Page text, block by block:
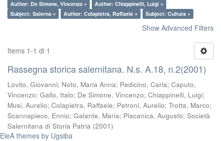
Author: De Simone, Vincenzo ×
Author: Chiappinelli, Luigi ×
Subject: Salerno ×
Author: Colapietra, Raffaele × Subject: Cultura ×
Show Advanced Filters
Items 1-1 di 1
Rassegna storica salernitana. N.s. A.18, n.2(2001)
Lovito, Giovanni; Noto, Maria Anna; Pedicino, Carla; Caputo,
Vincenzo; Gallo, Italo; De Simone, Vincenzo; Chiappinelli, Luigi;
Musi, Aurelio; Colapietra, Raffaele; Petroni, Aurelio; Trotta, Marco;
Scannapieco, Ennio; Galante, Maria; Placanica, Augusto; Società
Salernitana di Storia Patria (2001)
EleA themes by Ugsiba